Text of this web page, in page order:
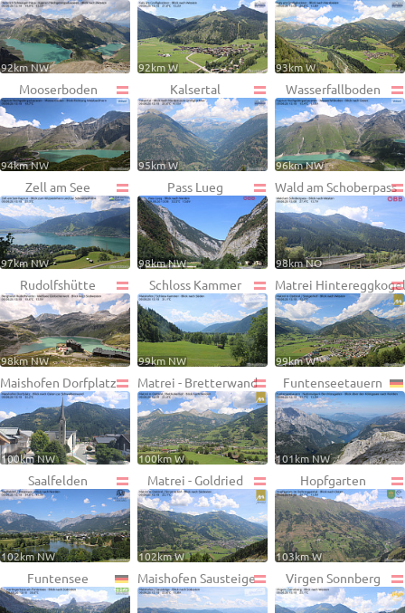
92km NW 92km W 93km W
Mooserboden
94km NW
Kalsertal
95km W
Wasserfallboden
96km NW
Zell am See
97km NW
Pass Lueg
98km NW
Wald am Schoberpass
98km NO
Rudolfshütte
98km NW
Schloss Kammer
99km NW
Matrei Hintereggkogel
99km W
Maishofen Dorfplatz
100km NW
Matrei - Bretterwand
100km W
Funtenseetauern
101km NW
Saalfelden
102km NW
Matrei - Goldried
102km W
Hopfgarten
103km W
Funtensee Maishofen Sausteige Virgen Sonnberg